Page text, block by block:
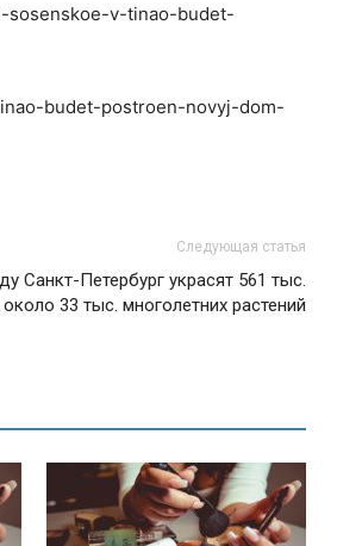
sosenskoe-v-tinao-budet-
budet-postroen-novyj-dom-
Следующая статья
Санкт-Петербург украсят 561 тыс.
33 тыс. многолетних растений